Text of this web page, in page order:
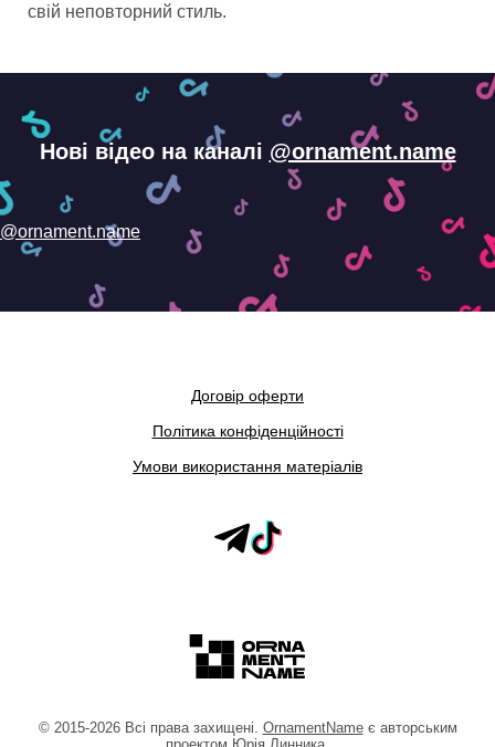
свій неповторний стиль.
Нові відео на каналі @ornament.name
@ornament.name
Договір оферти
Політика конфіденційності
Умови використання матеріалів
©2015-2026Всі права захищені. OrnamentNameє авторським